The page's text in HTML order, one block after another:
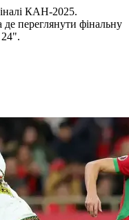
КАН-2025.
де переглянути фінальну